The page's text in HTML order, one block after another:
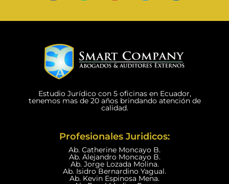
Estudio Jurídico con 5 oficinas en Ecuador,
tenemos mas de 20 años brindando atención de
calidad.
Profesionales Juridicos:
Ab. Catherine Moncayo B.
Ab. Alejandro Moncayo B.
Ab. Jorge Lozada Molina.
Ab. Isidro Bernardino Yagual.
Ab. Kevin Espinosa Mena.